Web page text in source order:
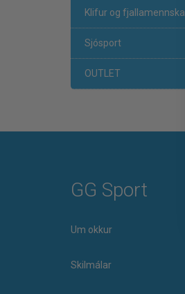
Klifur og fjallamennska
Sjósport
OUTLET
GG Sport
Um okkur
Skilmálar